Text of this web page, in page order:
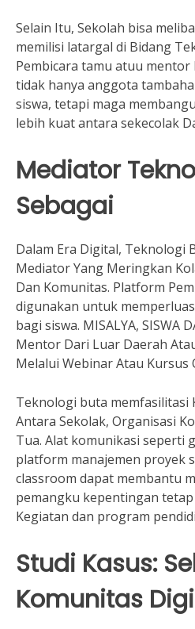
Selain Itu, Sekolah bisa
memilisi latargal di Bidang
Pembicara tamu atuu mentor
tidak hanya anggota
siswa, tetapi maga
lebih kuat antara sekecolak
Mediator
Sebagai
Dalam Era Digital, Teknologi
Mediator Yang Meringkan
Dan Komunitas. Platform
digunakan untuk
bagi siswa. MISALYA, SISWA
Mentor Dari Luar Daerah
Melalui Webinar Atau Kursus
Teknologi buta memfasilitasi
Antara Sekolak, Organisasi
Tua. Alat komunikasi seperti
platform manajemen proyek
classroom dapat membantu
pemangku kepentingan
Kegiatan dan program
Studi Kasus:
Komunitas